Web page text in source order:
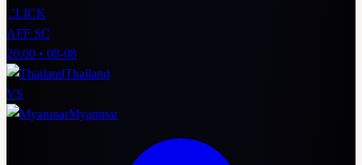
CLICK
AFF SC
20:00 • 08-08
Thailand
VS
Myanmar